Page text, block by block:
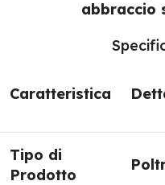
abbraccio
Caratteristica
Tipo di
Prodotto